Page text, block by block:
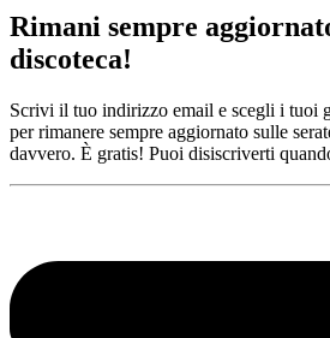
Rimani sempre
discoteca!
Scrivi il tuo indirizzo email e scegli i tuoi
per rimanere sempre aggiornato sulle
davvero. È gratis! Puoi disiscriverti